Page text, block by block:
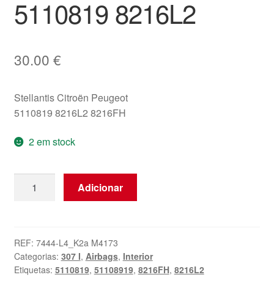
Transporte
5110819 8216L2
30.00 €
Stellantis Citroën Peugeot
5110819 8216L2 8216FH
2 em stock
assento
direito
Peugeot
Adicionar
REF: 7444-L4_K2a M4173
Categorias: 307 I, Airbags, Interior
Etiquetas: 5110819, 51108919, 8216FH, 8216L2